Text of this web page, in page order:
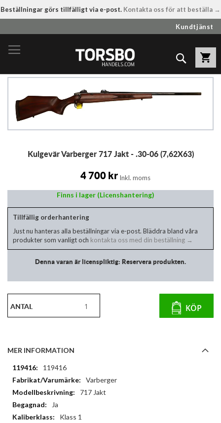
Beställningar görs tillfälligt via e-post. Kontakta oss för att beställa →
till
innehållet
Kundtjänst
Sök
slutet
bildgalleriet
Kulgevär Varberger 717 Jakt - .30-06 (7,62X63)
4 700 kr Inkl. moms
Finns i lager (Licenshantering)
Tillfällig orderhantering
Just nu hanteras alla beställningar via e-post. Bläddra bland våra
produkter som vanligt och kontakta oss med din beställning →
Denna varan är licenspliktig: Reservera produkten.
ANTAL KÖP
MER INFORMATION
Mer
information
119416
Varberger
717 Jakt
Ja
Klass 1